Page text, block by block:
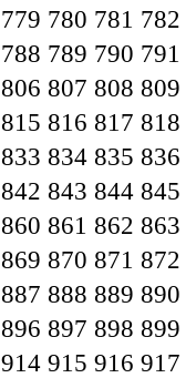
779 780 781 782
788 789 790 791
806 807 808 809
815 816 817 818
833 834 835 836
842 843 844 845
860 861 862 863
869 870 871 872
887 888 889 890
896 897 898 899
914 915 916 917